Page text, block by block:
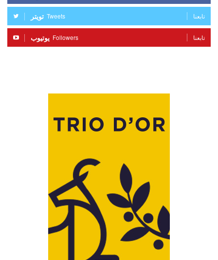
تويتر Tweets تابعنا
يوتيوب Followers تابعنا